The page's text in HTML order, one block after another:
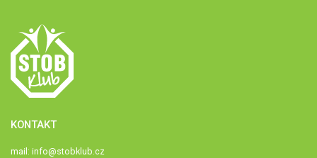
KONTAKT
mail: info@stobklub.cz